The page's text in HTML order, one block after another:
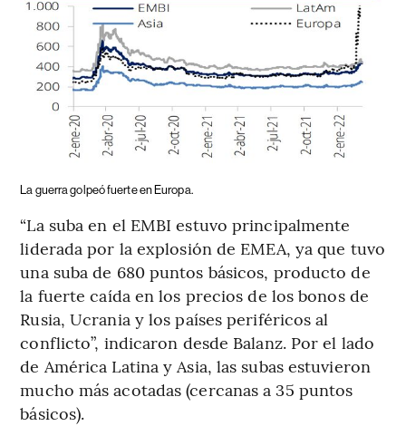
La guerra golpeó fuerte en Europa.
“La suba en el EMBI estuvo principalmente
liderada por la explosión de EMEA, ya que tuvo
una suba de 680 puntos básicos, producto de
la fuerte caída en los precios de los bonos de
Rusia, Ucrania y los países periféricos al
conflicto”, indicaron desde Balanz. Por el lado
de América Latina y Asia, las subas estuvieron
mucho más acotadas (cercanas a 35 puntos
básicos).